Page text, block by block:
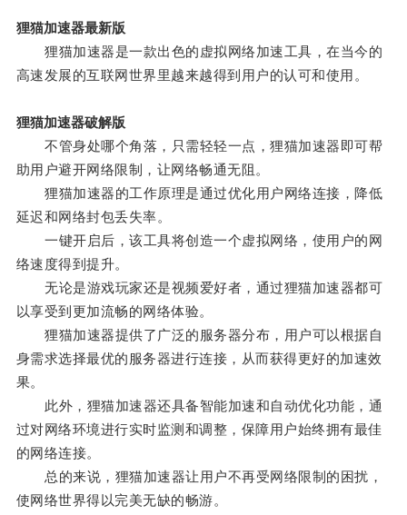
狸猫加速器最新版
狸猫加速器是一款出色的虚拟网络加速工具，在当今的
高速发展的互联网世界里越来越得到用户的认可和使用。
狸猫加速器破解版
不管身处哪个角落，只需轻轻一点，狸猫加速器即可帮
助用户避开网络限制，让网络畅通无阻。
狸猫加速器的工作原理是通过优化用户网络连接，降低
延迟和网络封包丢失率。
一键开启后，该工具将创造一个虚拟网络，使用户的网
络速度得到提升。
无论是游戏玩家还是视频爱好者，通过狸猫加速器都可
以享受到更加流畅的网络体验。
狸猫加速器提供了广泛的服务器分布，用户可以根据自
身需求选择最优的服务器进行连接，从而获得更好的加速效
果。
此外，狸猫加速器还具备智能加速和自动优化功能，通
过对网络环境进行实时监测和调整，保障用户始终拥有最佳
的网络连接。
总的来说，狸猫加速器让用户不再受网络限制的困扰，
使网络世界得以完美无缺的畅游。